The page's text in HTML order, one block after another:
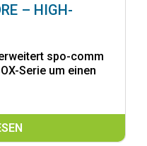
– HIGH-
spo-comm
Serie um einen